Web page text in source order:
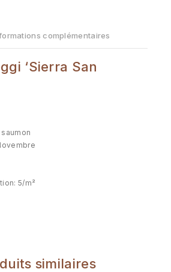
complémentaires
‘Sierra San
5/m²
similaires